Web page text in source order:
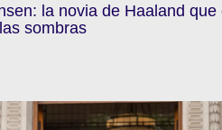
la novia de Haaland que
sombras